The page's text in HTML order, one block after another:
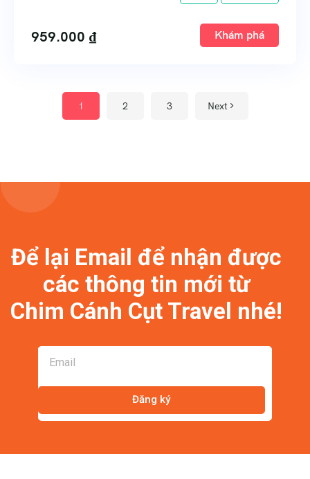
959.000 ₫ Khám phá
1 2 3 Next
Để lại Email để nhận được
các thông tin mới từ
Chim Cánh Cụt Travel nhé!
Đăng ký